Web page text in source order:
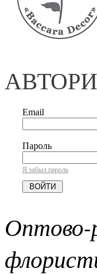
Email
Пароль
Я забыл пароль
Оптово-